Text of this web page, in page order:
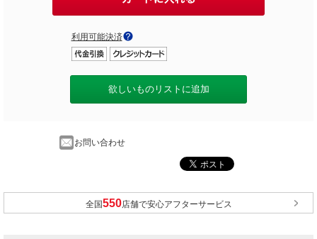
利用可能決済
欲しいものリストに追加
お問い合わせ
全国 店舗で安心アフターサービス